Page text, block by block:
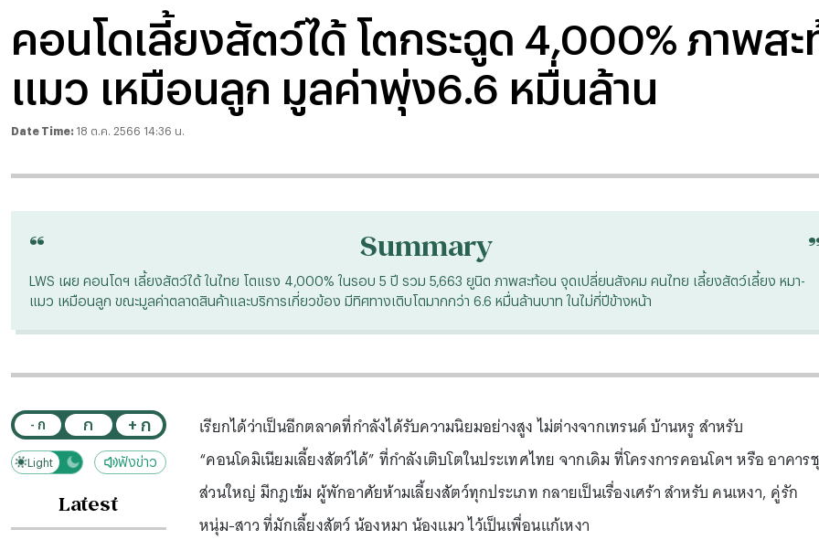
คอนโดเลี้ยงสัตว์ได้ โตกระฉูด 4,000% ภาพส
แมว เหมือนลูก มูลค่าพุ่ง6.6 หมื่นล้าน
Date Time: 18 ต.ค. 2566 14:36 น.
“ Summary
LWS เผย คอนโดฯ เลี้ยงสัตว์ได้ ในไทย โตแรง 4,000% ในรอบ 5 ปี รวม 5,663 ยูนิต ภาพสะท้อน จุดเปลี่ยนสังคม คนไทย เลี้ยงสัตว์เลี้ยง หมา-
แมว เหมือนลูก ขณะมูลค่าตลาดสินค้าและบริการเกี่ยวข้อง มีทิศทางเติบโตมากกว่า 6.6 หมื่นล้านบาท ในไม่กี่ปีข้างหน้า
- ก ก + ก
Dark
Light ฟังข่าว
Latest
เรียกได้ว่าเป็นอีกตลาดที่กำลังได้รับความนิยมอย่างสูง ไม่ต่างจากเทรนด์ บ้านหรู สำหรับ
“คอนโดมิเนียมเลี้ยงสัตว์ได้” ที่กำลังเติบโตในประเทศไทย จากเดิม ที่โครงการคอนโดฯ หรือ อาคาร
ส่วนใหญ่ มีกฎเข้ม ผู้พักอาศัยห้ามเลี้ยงสัตว์ทุกประเภท กลายเป็นเรื่องเศร้า สำหรับ คนเหงา, คู่รัก
หนุ่ม-สาว ที่มักเลี้ยงสัตว์ น้องหมา น้องแมว ไว้เป็นเพื่อนแก้เหงา